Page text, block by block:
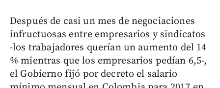
Después de casi un mes de negociaciones
infructuosas entre empresarios y sindicatos
-los trabajadores querían un aumento del 14
% mientras que los empresarios pedían 6,5-,
el Gobierno fijó por decreto el salario